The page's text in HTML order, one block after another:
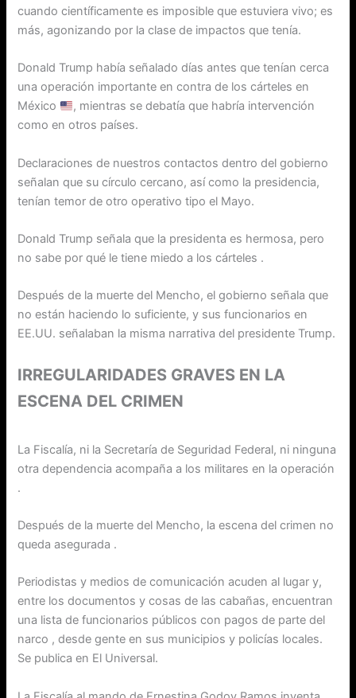
cuando científicamente es imposible que estuviera vivo; es
más, agonizando por la clase de impactos que tenía.
Donald Trump había señalado días antes que tenían cerca
una operación importante en contra de los cárteles en
México
, mientras se debatía que habría intervención
como en otros países.
Declaraciones de nuestros contactos dentro del gobierno
señalan que su círculo cercano, así como la presidencia,
tenían temor de otro operativo tipo el Mayo.
Donald Trump señala que la presidenta es hermosa, pero
no sabe por qué le tiene miedo a los cárteles .
Después de la muerte del Mencho, el gobierno señala que
no están haciendo lo suficiente, y sus funcionarios en
EE.UU. señalaban la misma narrativa del presidente Trump.
IRREGULARIDADES GRAVES EN LA
ESCENA DEL CRIMEN
La Fiscalía, ni la Secretaría de Seguridad Federal, ni ninguna
otra dependencia acompaña a los militares en la operación
.
Después de la muerte del Mencho, la escena del crimen no
queda asegurada .
Periodistas y medios de comunicación acuden al lugar y,
entre los documentos y cosas de las cabañas, encuentran
una lista de funcionarios públicos con pagos de parte del
narco , desde gente en sus municipios y policías locales.
Se publica en El Universal.